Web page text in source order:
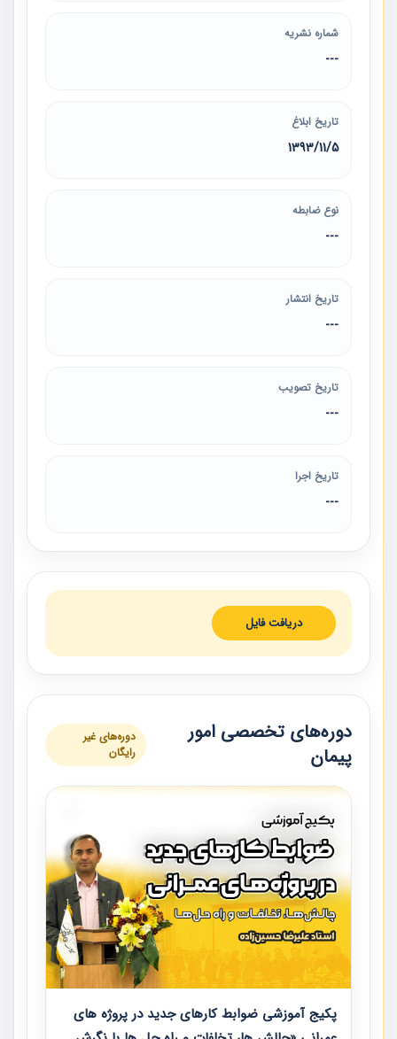
شماره نشریه
---
تاریخ ابلاغ
1393/11/5
نوع ضابطه
---
تاریخ انتشار
---
تاریخ تصویب
---
تاریخ اجرا
---
دریافت فایل
دوره‌های تخصصی امور
پیمان
دوره‌های غیر
رایگان
پکیج آموزشی ضوابط کارهای جدید در پروژه های